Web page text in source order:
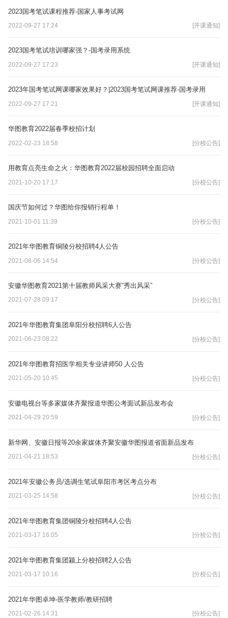
2023国考笔试课程推荐-国家人事考试网
2022-09-27 17:24 [开课通知]
2023国考笔试培训哪家强？-国考录用系统
2022-09-27 17:23 [开课通知]
2023年国考笔试网课哪家效果好？|2023国考笔试网课推荐-国考录用
2022-09-27 17:21 [开课通知]
华图教育2022届春季校招计划
2022-02-23 18:58 [分校公告]
用教育点亮生命之火：华图教育2022届校园招聘全面启动
2021-10-20 17:17 [分校公告]
国庆节如何过？华图给你报销行程单！
2021-10-01 11:39 [分校公告]
2021年华图教育铜陵分校招聘4人公告
2021-08-06 14:54 [分校公告]
安徽华图教育2021第十届教师风采大赛“秀出风采”
2021-07-28 09:17 [分校公告]
2021年华图教育集团阜阳分校招聘6人公告
2021-06-23 08:22 [分校公告]
2021年华图教育招医学相关专业讲师50 人公告
2021-05-20 10:45 [分校公告]
安徽电视台等多家媒体齐聚报道华图公考面试新品发布会
2021-04-29 20:59 [分校公告]
新华网、安徽日报等20余家媒体齐聚安徽华图报道省面新品发布
2021-04-21 18:53 [分校公告]
2021年安徽公务员/选调生笔试阜阳市考区考点分布
2021-03-25 14:58 [分校公告]
2021年华图教育集团铜陵分校招聘4人公告
2021-03-17 16:05 [分校公告]
2021年华图教育集团颍上分校招聘2人公告
2021-03-17 10:16 [分校公告]
2021年华图卓坤-医学教师/教研招聘
2021-02-26 14:31 [分校公告]